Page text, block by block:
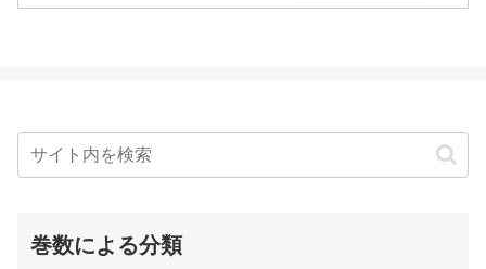
巻数による分類